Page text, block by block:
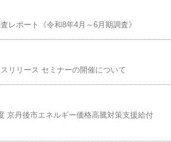
ポート《令和8年4月～6月期調査》
スリリース セミナーの開催について
京丹後市エネルギー価格高騰対策支援給付